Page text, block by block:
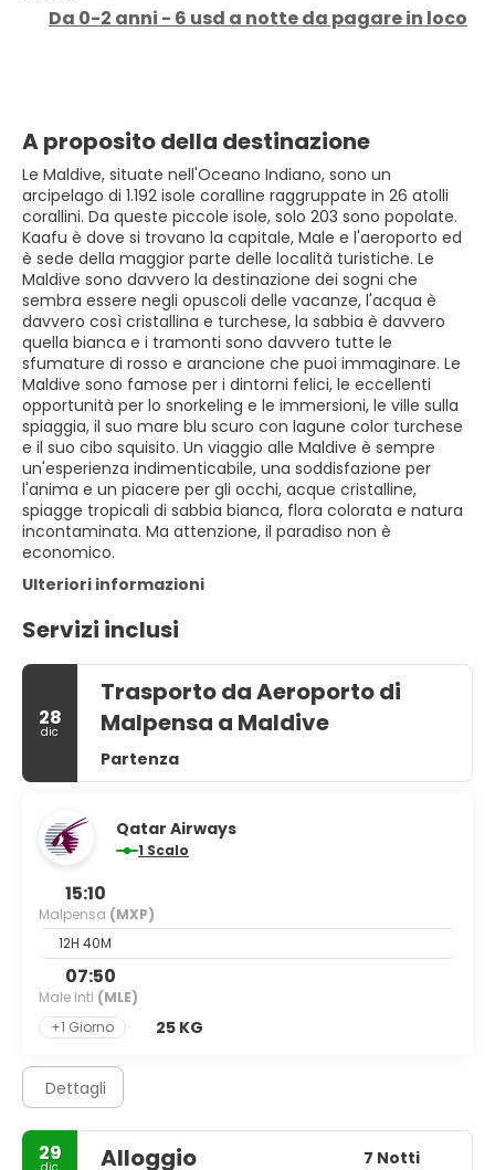
Da 0-2 anni - 6 usd a notte da pagare in loco
A proposito della destinazione
Le Maldive, situate nell'Oceano Indiano, sono un
arcipelago di 1.192 isole coralline raggruppate in 26 atolli
corallini. Da queste piccole isole, solo 203 sono popolate.
Kaafu è dove si trovano la capitale, Male e l'aeroporto ed
è sede della maggior parte delle località turistiche. Le
Maldive sono davvero la destinazione dei sogni che
sembra essere negli opuscoli delle vacanze, l'acqua è
davvero così cristallina e turchese, la sabbia è davvero
quella bianca e i tramonti sono davvero tutte le
sfumature di rosso e arancione che puoi immaginare. Le
Maldive sono famose per i dintorni felici, le eccellenti
opportunità per lo snorkeling e le immersioni, le ville sulla
spiaggia, il suo mare blu scuro con lagune color turchese
e il suo cibo squisito. Un viaggio alle Maldive è sempre
un'esperienza indimenticabile, una soddisfazione per
l'anima e un piacere per gli occhi, acque cristalline,
spiagge tropicali di sabbia bianca, flora colorata e natura
incontaminata. Ma attenzione, il paradiso non è
economico.
Ulteriori informazioni
Servizi inclusi
28
dic
Trasporto da Aeroporto di
Malpensa a Maldive
Partenza
Qatar Airways
1 Scalo
15:10
Malpensa (MXP)
12H 40M
07:50
Male Intl (MLE)
+1 Giorno
25 KG
Dettagli
29
dic Alloggio 7 Notti